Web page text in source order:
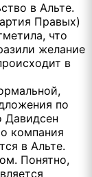
в Альте.
Правых)
что
желание
в
по
Давидсен
компания
в Альте.
Понятно,